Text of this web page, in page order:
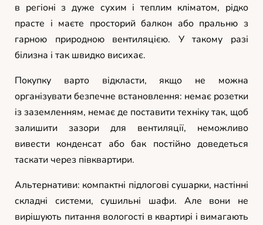
в регіоні з дуже сухим і теплим кліматом, рідко
прасте і маєте просторий балкон або пральню з
гарною природною вентиляцією. У такому разі
білизна і так швидко висихає.
Покупку варто відкласти, якщо не можна
організувати безпечне встановлення: немає розетки
із заземленням, немає де поставити техніку так, щоб
залишити зазори для вентиляції, неможливо
вивести конденсат або бак постійно доведеться
таскати через півквартири.
Альтернативи: компактні підлогові сушарки, настінні
складні системи, сушильні шафи. Але вони не
вирішують питання вологості в квартирі і вимагають